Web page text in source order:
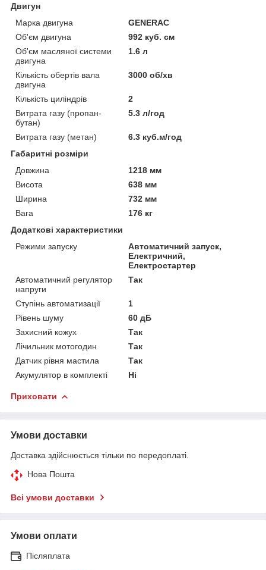
Двигун
Марка двигуна
GENERAC
Об'єм двигуна
992 куб. см
Об'єм масляної системи
двигуна
1.6 л
Кількість обертів вала
двигуна
3000 об/хв
Кількість циліндрів
2
Витрата газу (пропан-
бутан)
5.3 л/год
Витрата газу (метан)
6.3 куб.м/год
Габаритні розміри
Довжина
1218 мм
Висота
638 мм
Ширина
732 мм
Вага
176 кг
Додаткові характеристики
Режими запуску
Автоматичний запуск,
Електричний,
Електростартер
Автоматичний регулятор
напруги
Так
Ступінь автоматизації
1
Рівень шуму
60 дБ
Захисний кожух
Так
Лічильник мотогодин
Так
Датчик рівня мастила
Так
Акумулятор в комплекті
Ні
Приховати
Умови доставки
Доставка здійснюється тільки по передоплаті.
Нова Пошта
Всі умови доставки
Умови оплати
Післяплата